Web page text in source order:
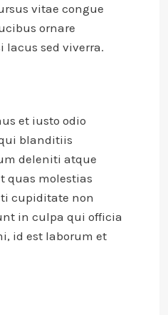
vitae congue
ornare
lacus sed viverra.
et iusto odio
blanditiis
deleniti atque
quas molestias
cupiditate non
in culpa qui officia
id est laborum et